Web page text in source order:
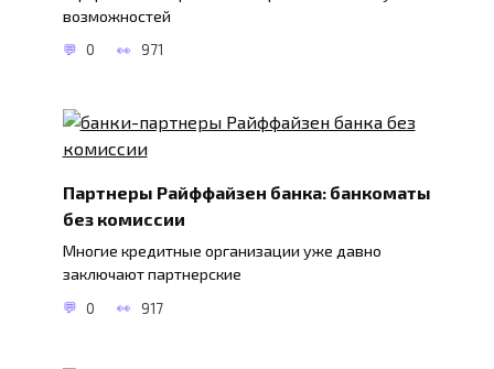
возможностей
0 971
Партнеры Райффайзен банка: банкоматы
без комиссии
Многие кредитные организации уже давно
заключают партнерские
0 917